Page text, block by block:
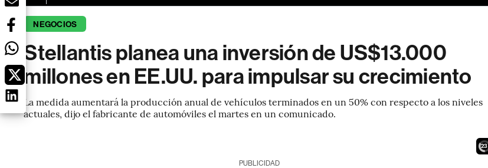
NEGOCIOS
Stellantis planea una inversión de US$13.000
millones en EE.UU. para impulsar su crecimiento
La medida aumentará la producción anual de vehículos terminados en un 50% con respecto a los niveles
actuales, dijo el fabricante de automóviles el martes en un comunicado.
21
PUBLICIDAD